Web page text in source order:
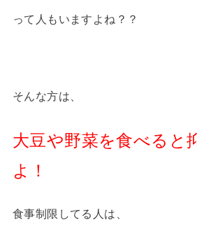
って人もいますよね？？
そんな方は、
大豆や野菜を食べると
よ！
食事制限してる人は、